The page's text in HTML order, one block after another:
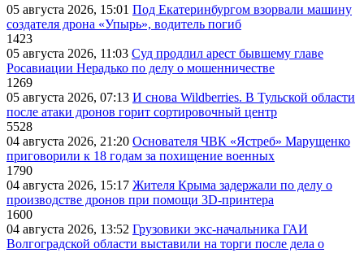
05 августа 2026, 15:01 Под Екатеринбургом взорвали машину
создателя дрона «Упырь», водитель погиб
1423
05 августа 2026, 11:03 Суд продлил арест бывшему главе
Росавиации Нерадько по делу о мошенничестве
1269
05 августа 2026, 07:13 И снова Wildberries. В Тульской области
после атаки дронов горит сортировочный центр
5528
04 августа 2026, 21:20 Основателя ЧВК «Ястреб» Марущенко
приговорили к 18 годам за похищение военных
1790
04 августа 2026, 15:17 Жителя Крыма задержали по делу о
производстве дронов при помощи 3D‑принтера
1600
04 августа 2026, 13:52 Грузовики экс-начальника ГАИ
Волгоградской области выставили на торги после дела о